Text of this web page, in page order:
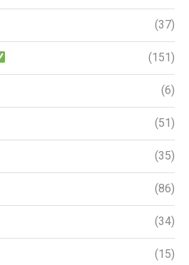
(37)
(151)
(6)
(51)
(35)
(86)
(34)
(15)